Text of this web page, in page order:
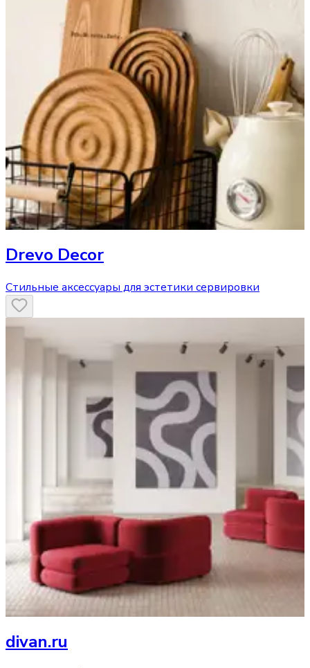
Drevo Decor
Стильные аксессуары для эстетики сервировки
divan.ru